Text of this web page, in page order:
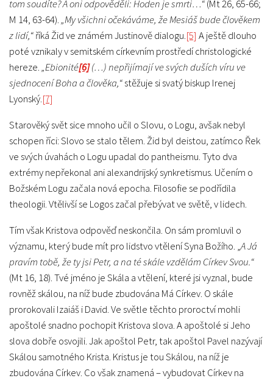
tom soudíte? A oni odpověděli: Hoden je smrti…“(Mt 26, 65-66;
M 14, 63-64).„My všichni očekáváme, že Mesiáš bude člověkem
z lidí,“říká Žid ve známém Justinově dialogu.[5] A ještě dlouho
poté vznikaly v semitském církevním prostředí christologické
hereze.„Ebionité[6](…) nepřijímají ve svých duších víru ve
sjednocení Boha a člověka,“stěžuje si svatý biskup Irenej
Lyonský.[7]
Starověký svět sice mnoho učil o Slovu, o Logu, avšak nebyl
schopen říci: Slovo se stalo tělem. Žid byl deistou, zatímco Řek
ve svých úvahách o Logu upadal do pantheismu. Tyto dva
extrémy nepřekonal ani alexandrijský synkretismus. Učením o
Božském Logu začala nová epocha. Filosofie se podřídila
theologii. Vtělivší se Logos začal přebývat ve světě, v lidech.
Tím však Kristova odpověď neskončila. On sám promluvil o
významu, který bude mít pro lidstvo vtělení Syna Božího. „A Já
pravím tobě, že ty jsi Petr, a na té skále vzdělám Církev Svou.“
(Mt 16, 18). Tvé jméno je Skála a vtělení, které jsi vyznal, bude
rovněž skálou, na níž bude zbudována Má Církev. O skále
prorokovali Izaiáš i David. Ve světle těchto proroctví mohli
apoštolé snadno pochopit Kristova slova. A apoštolé si Jeho
slova dobře osvojili. Jak apoštol Petr, tak apoštol Pavel nazývají
Skálou samotného Krista. Kristus je tou Skálou, na níž je
zbudována Církev. Co však znamená – vybudovat Církev na